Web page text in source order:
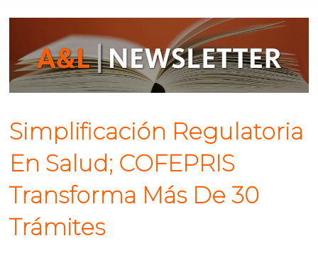
Simplificación Regulatoria
En Salud; COFEPRIS
Transforma Más De 30
Trámites